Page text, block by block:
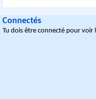
Connectés
Tu dois être connecté pour voir